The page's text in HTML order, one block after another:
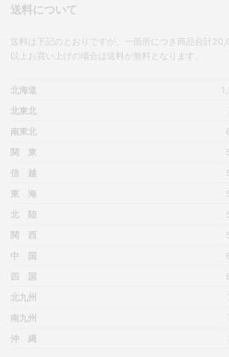
送料について
送料は下記のとおりですが、一箇所につき商品合計
以上お買い上げの場合は送料が無料となります。
北海道
北東北
南東北
関 東
信 越
東 海
北 陸
関 西
中 国
四 国
北九州
南九州
沖 縄